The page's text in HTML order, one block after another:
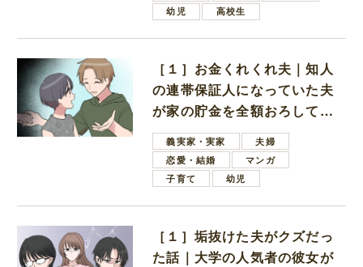
幼児
高校生
［１］お金くれくれ夫｜知人
の連帯保証人になっていた夫
が家の貯金を全額おろしてほ
しいと言ってきた
義実家・実家
夫婦
恋愛・結婚
マンガ
子育て
幼児
［１］垢抜けた夫がクズだっ
た話｜大学の人気者の彼女が